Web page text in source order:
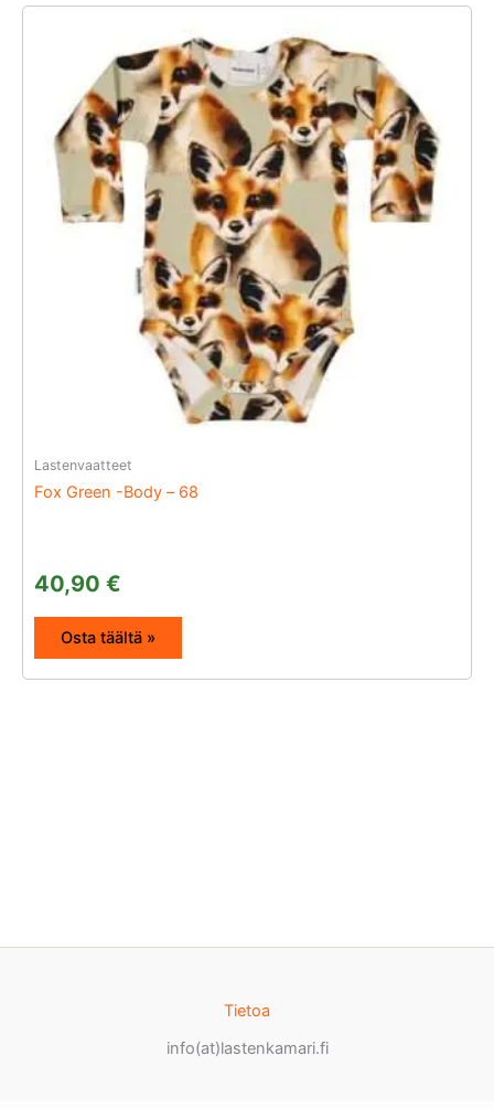
Lastenvaatteet
Fox Green -Body – 68
40,90 €
Osta täältä »
Tietoa
info(at)lastenkamari.fi